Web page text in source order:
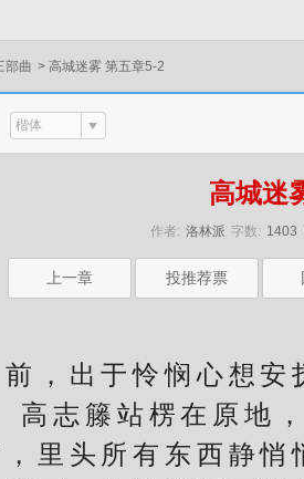
部曲 > 高城迷雾 第五章5-2
楷体
高城迷
作者: 洛林派 字数: 1403
上一章 投推荐票
出于怜悯心想安
高志籐站楞在原地
头所有东西静悄